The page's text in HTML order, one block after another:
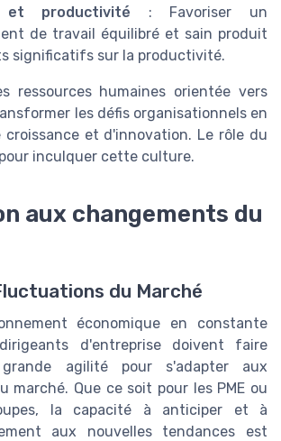
et productivité : Favoriser un
de travail équilibré et sain produit
significatifs sur la productivité.
ressources humaines orientée vers
les défis organisationnels en
croissance et d'innovation. Le rôle du
inculquer cette culture.
aux changements du
du Marché
économique en constante
d'entreprise doivent faire
agilité pour s'adapter aux
marché. Que ce soit pour les PME ou
la capacité à anticiper et à
aux nouvelles tendances est